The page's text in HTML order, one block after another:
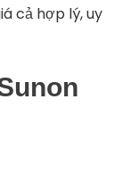
cả hợp lý, uy